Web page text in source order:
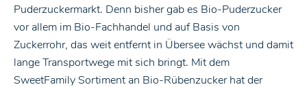
Puderzuckermarkt. Denn bisher gab es Bio-Puderzucker
vor allem im Bio-Fachhandel und auf Basis von
Zuckerrohr, das weit entfernt in Übersee wächst und damit
lange Transportwege mit sich bringt. Mit dem
SweetFamily Sortiment an Bio-Rübenzucker hat der